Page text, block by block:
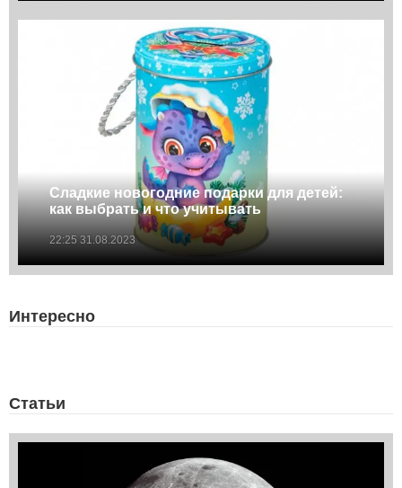
Сладкие новогодние подарки для детей:
как выбрать и что учитывать
22:25 31.08.2023
Интересно
Статьи